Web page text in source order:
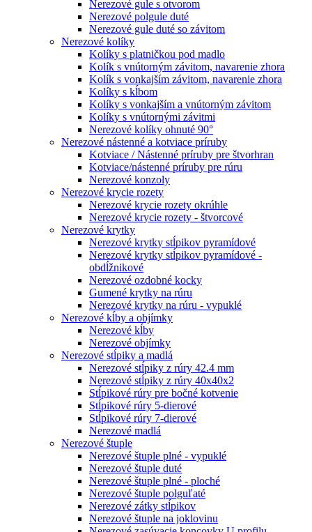
Nerezové gule s otvorom
Nerezové polgule duté
Nerezové gule duté so závitom
Nerezové kolíky
Kolíky s platničkou pod madlo
Kolík s vnútorným závitom, navarenie zhora
Kolík s vonkajším závitom, navarenie zhora
Kolíky s kĺbom
Kolíky s vonkajším a vnútorným závitom
Kolíky s vnútornými závitmi
Nerezové kolíky ohnuté 90°
Nerezové nástenné a kotviace príruby
Kotviace / Nástenné príruby pre štvorhran
Kotviace/nástenné príruby pre rúru
Nerezové konzoly
Nerezové krycie rozety
Nerezové krycie rozety okrúhle
Nerezové krycie rozety - štvorcové
Nerezové krytky
Nerezové krytky stĺpikov pyramídové
Nerezové krytky stĺpikov pyramídové -
obdĺžnikové
Nerezové ozdobné kocky
Gumené krytky na rúru
Nerezové krytky na rúru - vypuklé
Nerezové kĺby a objímky
Nerezové kĺby
Nerezové objímky
Nerezové stĺpiky a madlá
Nerezové stĺpiky z rúry 42.4 mm
Nerezové stĺpiky z rúry 40x40x2
Stĺpikové rúry pre bočné kotvenie
Stĺpikové rúry 5-dierové
Stĺpikové rúry 7-dierové
Nerezové madlá
Nerezové štuple
Nerezové štuple plné - vypuklé
Nerezové štuple duté
Nerezové štuple plné - ploché
Nerezové štuple polguľaté
Nerezové zátky stĺpikov
Nerezové štuple na joklovinu